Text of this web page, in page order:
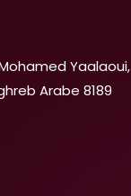
Yaalaoui,
Arabe 8189